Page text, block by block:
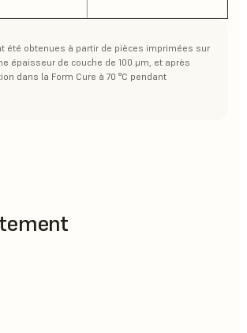
été obtenues à partir de pièces imprimées sur
épaisseur de couche de 100 μm, et après
dans la Form Cure à 70 °C pendant